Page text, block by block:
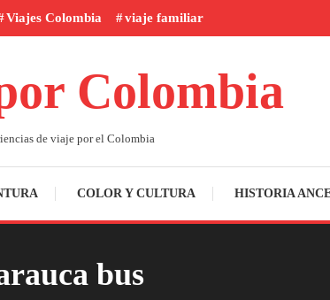
Viajes Colombia viaje familiar
Colombia
de viaje por el Colombia
COLOR Y CULTURA HISTORIA
bus